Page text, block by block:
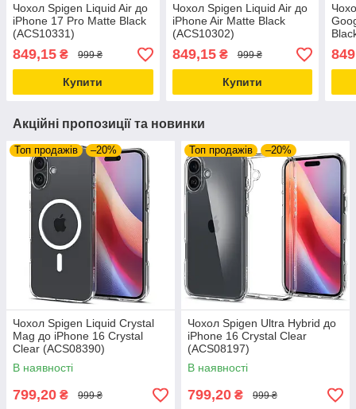
Чохол Spigen Liquid Air до
iPhone 17 Pro Matte Black
(ACS10331)
849,15 ₴ 999 ₴
Купити
Чохол Spigen Liquid Air до
iPhone Air Matte Black
(ACS10302)
849,15₴ 999 ₴
Купити
Акційні пропозиції та новинки
Топ продажів –20%
Чохол Spigen Liquid Crystal
Mag до iPhone 16 Crystal
Clear (ACS08390)
В наявності
799,20 ₴ 999 ₴
Топ продажів –20%
Чохол Spigen Ultra Hybrid до
iPhone 16 Crystal Clear
(ACS08197)
В наявності
799,20 ₴ 999 ₴